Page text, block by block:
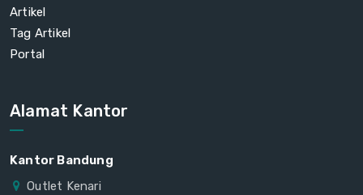
Artikel
Tag Artikel
Portal
Alamat Kantor
Kantor Bandung
Outlet Kenari